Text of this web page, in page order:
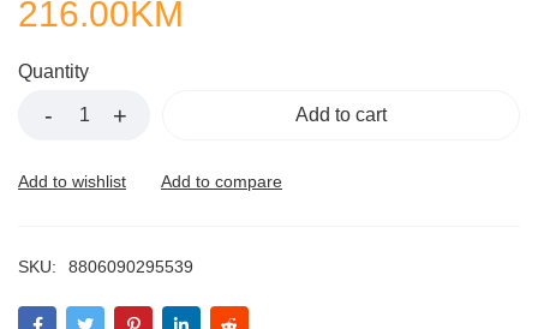
216.00KM
Quantity
Add to cart
SKU: 8806090295539